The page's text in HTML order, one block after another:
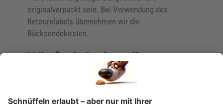
originalverpackt sein. Bei Verwendung des
Retourelabels übernehmen wir die
Rücksendekosten.
Wie funktioniert die
Rücksendung?
Bitte fülle das Rücksendeformular aus. Dieses